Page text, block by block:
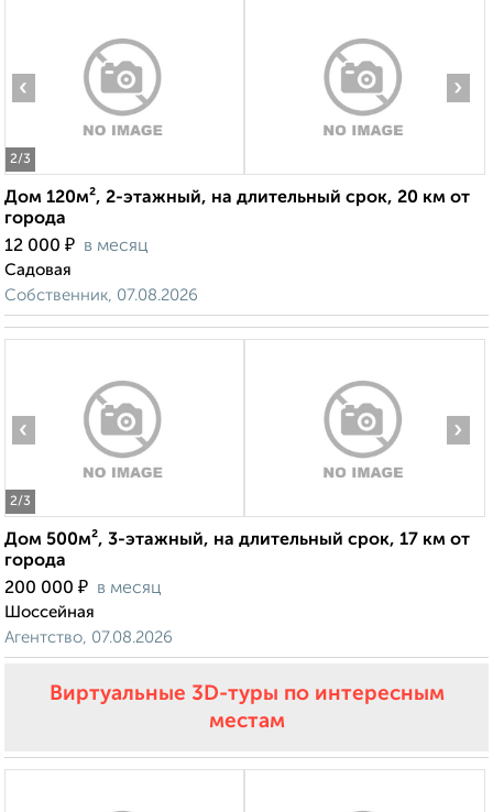
2/3
‹ ›
Дом 120м², 2-этажный, на длительный срок, 20 км от
города
12 000 ₽ в месяц
Садовая
Собственник, 07.08.2026
2/3
‹ ›
Дом 500м², 3-этажный, на длительный срок, 17 км от
города
200 000 ₽ в месяц
Шоссейная
Агентство, 07.08.2026
Виртуальные 3D-туры по интересным
местам